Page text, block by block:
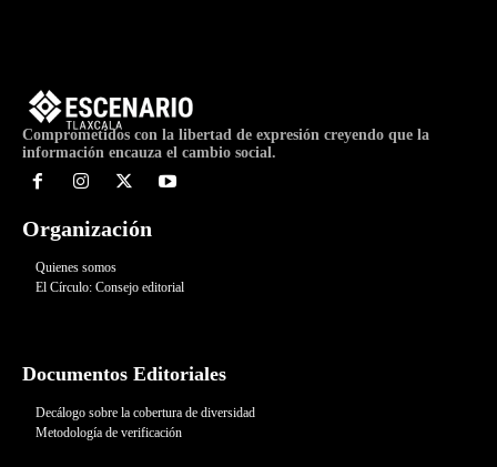
Comprometidos con la libertad de expresión creyendo que la
información encauza el cambio social.
Organización
Quienes somos
El Círculo: Consejo editorial
Documentos Editoriales
Decálogo sobre la cobertura de diversidad
Metodología de verificación